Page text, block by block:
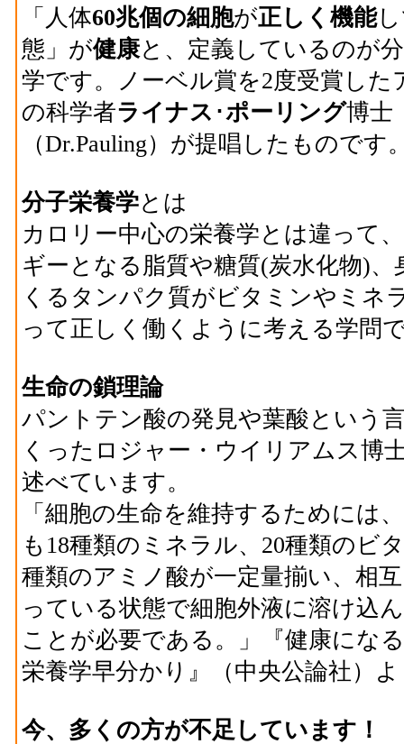
「人体60兆個の細胞が正しく機能
態」が健康と、定義しているのが
学です。ノーベル賞を2度受賞した
の科学者ライナス ･ポーリング博士
（Dr.Pauling）が提唱したものです
分子栄養学とは
カロリー中心の栄養学とは違って
ギーとなる脂質や糖質(炭水化物)、
くるタンパク質がビタミンやミネ
って正しく働くように考える学問
生命の鎖理論
パントテン酸の発見や葉酸という
くったロジャー・ウイリアムス博
述べています。
「細胞の生命を維持するためには
も18種類のミネラル、20種類のビ
種類のアミノ酸が一定量揃い、相
っている状態で細胞外液に溶け込
ことが必要である。」『健康にな
栄養学早分かり』（中央公論社）
今、多くの方が不足しています！